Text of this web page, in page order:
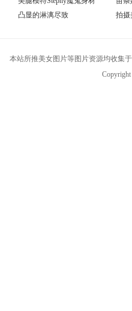
凸显的淋漓尽致
拍摄
本站所推美女图片等图片资源均收集